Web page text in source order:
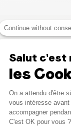
Continue without
Salut c'est
les
On a attendu d'être
vous intéresse
accompagner
C'est OK pour vous ?